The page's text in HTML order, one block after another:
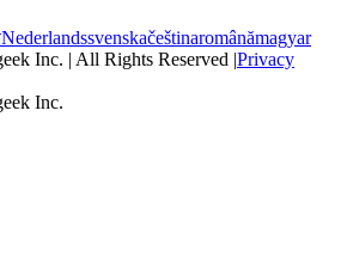
Nederlandssvenskačeštinaromânămagyar
Inc. | All Rights Reserved |Privacy
Inc.